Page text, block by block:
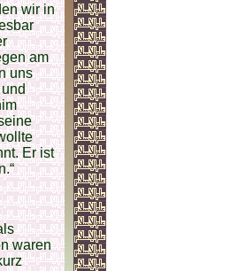
wir in
am
uns
Er ist
waren